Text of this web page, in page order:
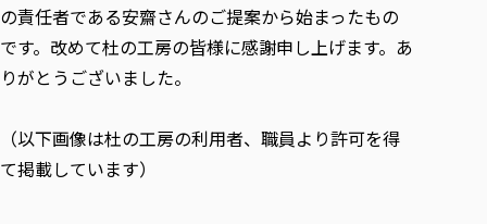
の責任者である安齋さんのご提案から始まったもの
です。改めて杜の工房の皆様に感謝申し上げます。あ
りがとうございました。
（以下画像は杜の工房の利用者、職員より許可を得
て掲載しています）